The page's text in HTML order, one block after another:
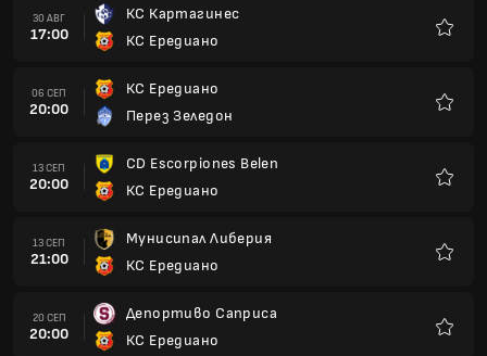
30 АВГ
17:00
КС Картагинес
КС Ередиано
06 СЕП
20:00
КС Ередиано
Перез Зеледон
13 СЕП
20:00
CD Escorpiones Belen
КС Ередиано
13 СЕП
21:00
Мунисипал Либерия
КС Ередиано
20 СЕП
20:00
Депортиво Саприса
КС Ередиано